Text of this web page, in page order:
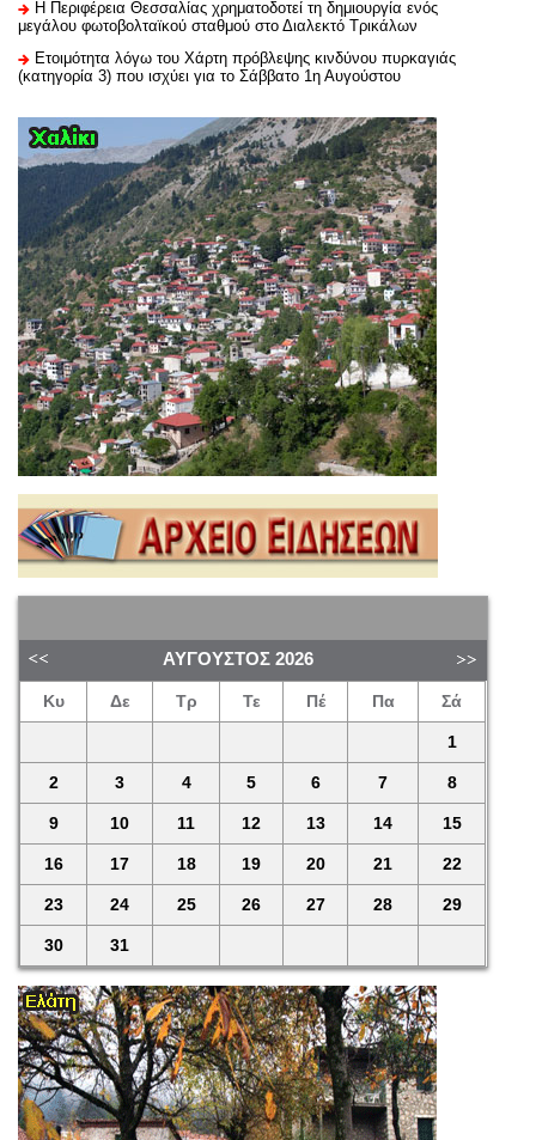
H Περιφέρεια Θεσσαλίας χρηματοδοτεί τη δημιουργία ενός
μεγάλου φωτοβολταϊκού σταθμού στο Διαλεκτό Τρικάλων
Ετοιμότητα λόγω του Χάρτη πρόβλεψης κινδύνου πυρκαγιάς
(κατηγορία 3) που ισχύει για το Σάββατο 1η Αυγούστου
ΑΎΓΟΥΣΤΟΣ 2026
Κυ Δε Τρ Τε Πέ Πα Σά
1
2 3 4 5 6 7 8
9 10 11 12 13 14 15
16 17 18 19 20 21 22
23 24 25 26 27 28 29
30 31